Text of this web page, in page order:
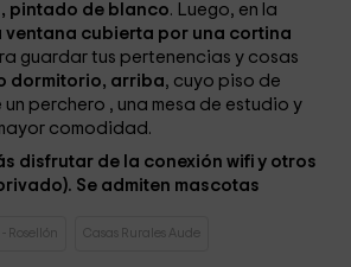
, pintado de blanco. Luego, en la
ventana cubierta por una cortina
guardar tus pertenencias y cosas
dormitorio, arriba, cuyo piso de
perchero , una mesa de estudioy
comodidad.
disfrutar de la conexión wifi y otros
Se admiten mascotas
Rosellón Casas Rurales Aude